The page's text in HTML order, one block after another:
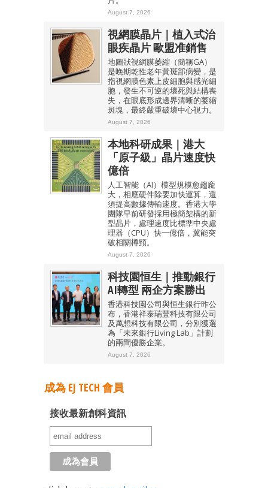
August 7, 2026
視網膜晶片｜植入式治
眼疾晶片 歐盟准銷售
地圖狀視網膜萎縮（簡稱GA）
是晚期乾性老年黃斑部病變，是
指視網膜色素上皮細胞與感光細
胞，發生不可逆的壞死與結構喪
失，在眼底形成邊界清晰的萎縮
斑塊，最終嚴重破壞中心視力。
August 7, 2026
本地科研成果｜港大
「原子級」晶片速度快
億倍
人工智能（AI）模型規模愈趨龐
大，相應硬件除要加快運算，還
須提高數據傳輸速度。香港大學
團隊早前研發採用極簡架構的新
型晶片，處理速度比標準中央處
理器（CPU）快一億倍，冀能突
破相關樽頸。
August 7, 2026
科技園恒生｜推動銀行
AI轉型 兩企方案勝出
香港科技園公司與恒生銀行昨公
布，香港祥泰瑞豐科技有限公司
及萬想科技有限公司，分別獲選
為「未來銀行Living Lab」計劃
的兩間優勝企業。
August 7, 2026
成為 EJ TECH 會員
接收最新創科資訊